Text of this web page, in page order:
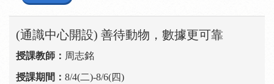
(通識中心開設) 善待動物，數據更可靠
周志銘
8/4(二)-8/6(四)